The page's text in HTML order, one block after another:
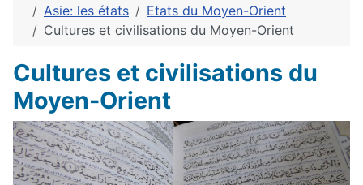
Asie: les états
Etats du Moyen-Orient
Cultures et civilisations du Moyen-Orient
Cultures et civilisations du
Moyen-Orient